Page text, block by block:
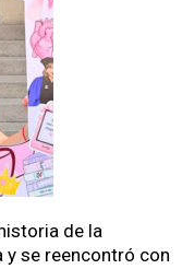
de la
se reencontró con